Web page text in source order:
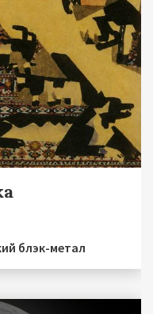
блэк-метал